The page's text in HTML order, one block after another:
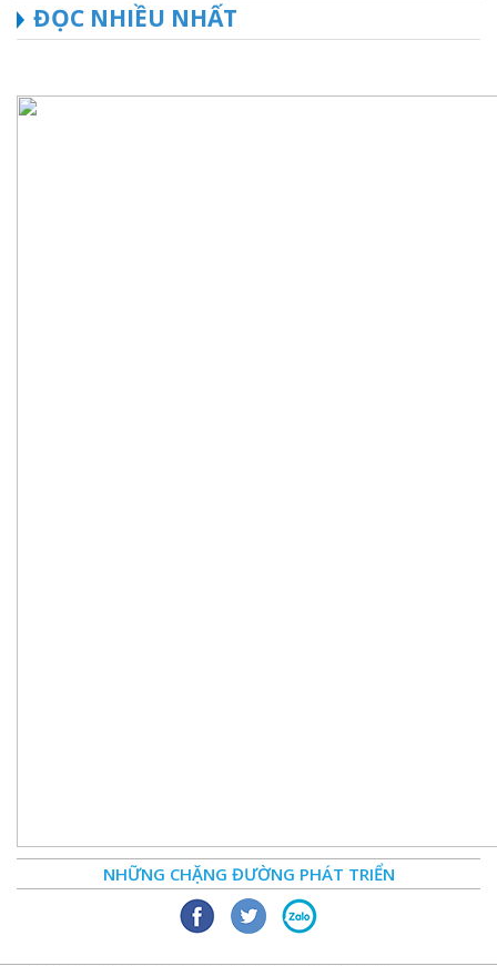
ĐỌC NHIỀU NHẤT
NHỮNG CHẶNG ĐƯỜNG PHÁT TRIỂN